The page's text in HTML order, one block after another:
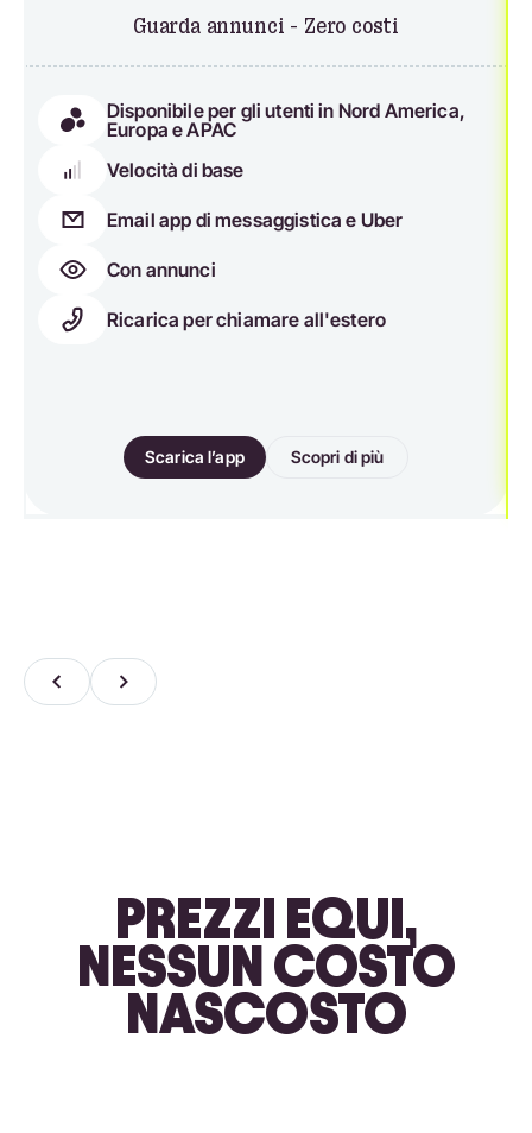
Guarda annunci - Zero costi
Disponibile per gli utenti in Nord America,
Europa e APAC
Velocità di base
Email app di messaggistica e Uber
Con annunci
Ricarica per chiamare all'estero
Scarica l’app Scopri di più
PREZZI EQUI,
NESSUN COSTO
NASCOSTO